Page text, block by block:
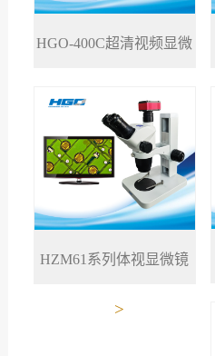
HGO-400C超清视频显微
HZM61系列体视显微镜
>